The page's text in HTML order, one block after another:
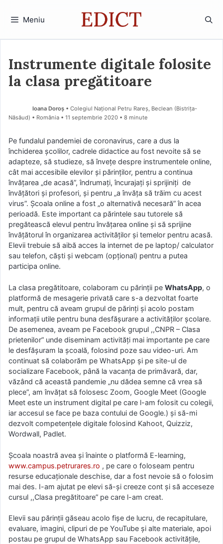
Meniu
Instrumente digitale folosite
la clasa pregătitoare
Ioana Doroș • Colegiul Național Petru Rareș, Beclean (Bistriţa-
Năsăud) • România
11 septembrie 2020 • 8 minute
Pe fundalul pandemiei de coronavirus, care a dus la
închiderea școlilor, cadrele didactice au fost nevoite să se
adapteze, să studieze, să învețe despre instrumentele online,
cât mai accesibile elevilor și părinților, pentru a continua
învățarea „de acasă”, îndrumați, încurajați și sprijiniți de
învățători și profesori, și pentru „a învăța să trăim cu acest
virus”. Școala online a fost „o alternativă necesară” în acea
perioadă. Este important ca părintele sau tutorele să
pregătească elevul pentru învățarea online și să sprijine
învățătorul în organizarea activităților și temelor pentru acasă.
Elevii trebuie să aibă acces la internet de pe laptop/ calculator
sau telefon, căști și webcam (opțional) pentru a putea
participa online.
La clasa pregătitoare, colaboram cu părinții pe WhatsApp, o
platformă de mesagerie privată care s-a dezvoltat foarte
mult, pentru că aveam grupul de părinți și acolo postam
informații utile pentru buna desfășurare a activităților școlare.
De asemenea, aveam pe Facebook grupul ,,CNPR – Clasa
prietenilor” unde diseminam activități mai importante pe care
le desfășuram la școală, folosind poze sau video-uri. Am
continuat să colaborăm pe WhatsApp și pe site-ul de
socializare Facebook, până la vacanța de primăvară, dar,
văzând că această pandemie „nu dădea semne că vrea să
plece”, am învățat să folosesc Zoom, Google Meet (Google
Meet este un instrument digital pe care l-am folosit cu colegii,
iar accesul se face pe baza contului de Google.) și să-mi
dezvolt competențele digitale folosind Kahoot, Quizziz,
Wordwall, Padlet.
Școala noastră avea și înainte o platformă E-learning,
www.campus.petrurares.ro , pe care o foloseam pentru
resurse educaționale deschise, dar a fost nevoie să o folosim
mai des. I-am ajutat pe elevi să-și creeze cont și să acceseze
cursul ,,Clasa pregătitoare” pe care l-am creat.
Elevii sau părinții găseau acolo fișe de lucru, de recapitulare,
evaluare, imagini, clipuri de pe YouTube și alte materiale, apoi
postau pe grupul de WhatsApp sau Facebook activitățile,